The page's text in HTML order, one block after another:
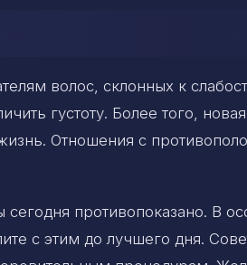
волос, склонных к
густоту. Более того,
Отношения с
противопоказано. В
с этим до лучшего дня.